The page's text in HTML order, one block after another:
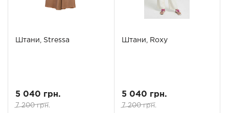
Штани, Stressa
5 040 грн.
7 200 грн.
Штани, Roxy
5 040 грн.
7 200 грн.